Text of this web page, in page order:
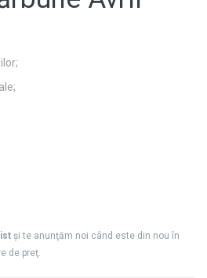
şi te anunţăm noi când este din nou în
de preţ.